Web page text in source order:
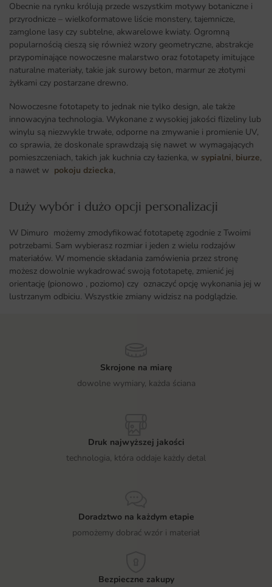
Obecnie na rynku królują przede wszystkim motywy botaniczne i
przyrodnicze – wielkoformatowe liście monstery, tajemnicze,
zamglone lasy czy subtelne, akwarelowe kwiaty. Ogromną
popularnością cieszą się również wzory geometryczne, abstrakcje
przypominające nowoczesne malarstwo oraz fototapety imitujące
naturalne materiały, takie jak surowy beton, marmur ze złotymi
żyłkami czy postarzane drewno.
Nowoczesne fototapety to jednak nie tylko design, ale także
innowacyjna technologia. Wykonane z wysokiej jakości flizeliny lub
winylu są niezwykle trwałe, odporne na zmywanie i promienie UV,
co sprawia, że doskonale sprawdzają się nawet w wymagających
pomieszczeniach, takich jak kuchnia czy łazienka, w sypialni, biurze,
a nawet w pokoju dziecka,
Duży wybór i dużo opcji personalizacji ​
W Dimuro możemy zmodyfikować fototapetę zgodnie z Twoimi
potrzebami. Sam wybierasz rozmiar i jeden z wielu rodzajów
materiałów. W momencie składania zamówienia przez stronę
możesz dowolnie wykadrować swoją fototapetę, zmienić jej
orientację (pionowo , poziomo) czy oznaczyć opcję wykonania jej w
lustrzanym odbiciu. Wszystkie zmiany widzisz na podglądzie.
Skrojone na miarę
dowolne wymiary, każda ściana
Druk najwyższej jakości
technologia, która oddaje każdy detal
Doradztwo na każdym etapie
pomożemy dobrać wzór i materiał
Bezpieczne zakupy